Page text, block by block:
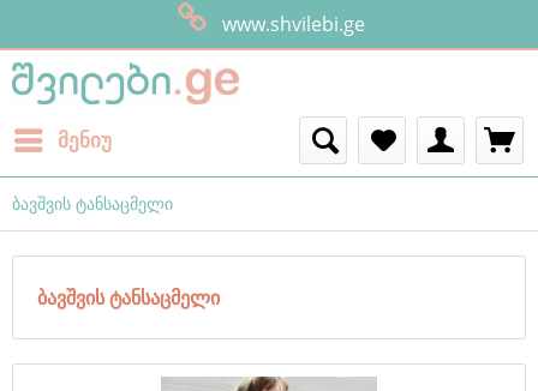
www.shvilebi.ge
მენიუ
ბავშვის ტანსაცმელი
ბავშვის ტანსაცმელი